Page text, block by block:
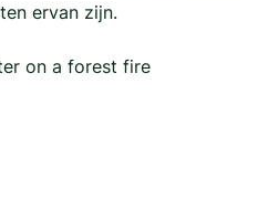
ervan zijn.